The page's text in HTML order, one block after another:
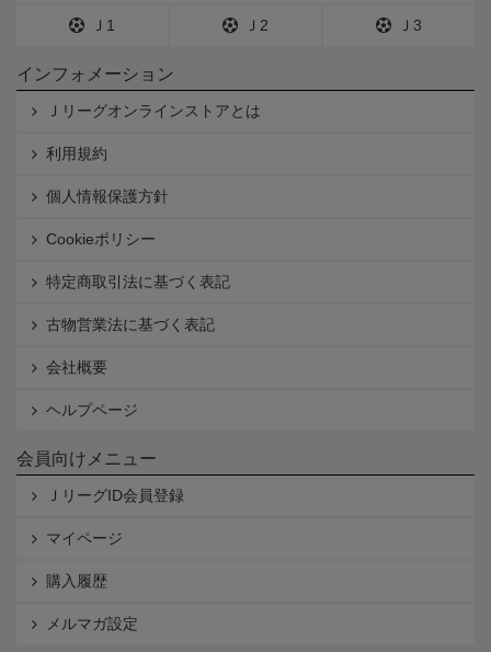
Ｊ1 Ｊ2 Ｊ3
インフォメーション
Ｊリーグオンラインストアとは
利用規約
個人情報保護方針
Cookieポリシー
特定商取引法に基づく表記
古物営業法に基づく表記
会社概要
ヘルプページ
会員向けメニュー
ＪリーグID会員登録
マイページ
購入履歴
メルマガ設定